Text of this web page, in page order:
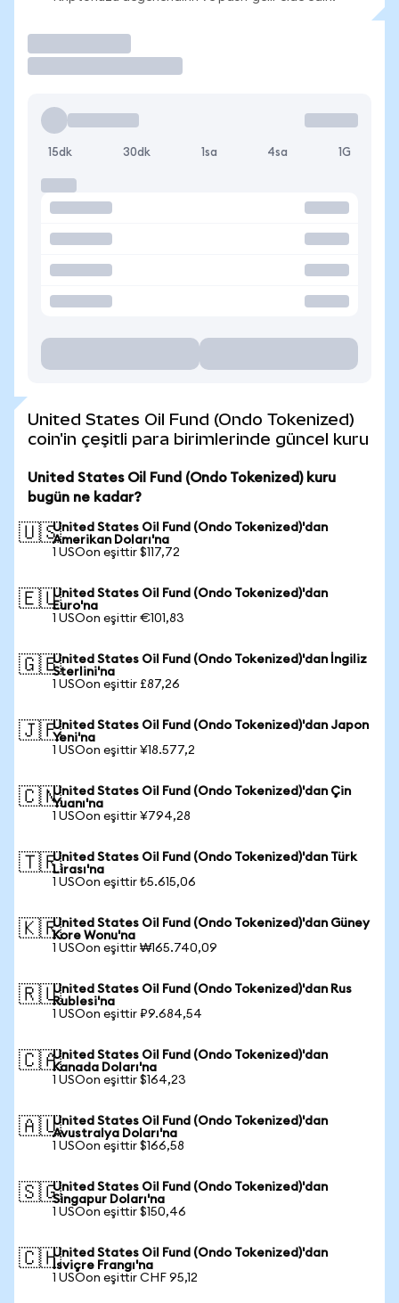
15dk 30dk 1sa 4sa 1G
United States Oil Fund (Ondo Tokenized)
coin'in çeşitli para birimlerinde güncel kuru
United States Oil Fund (Ondo Tokenized) kuru
bugün ne kadar?
🇺🇸United States Oil Fund (Ondo Tokenized)'dan
Amerikan Doları'na
1 USOon eşittir $117,72
🇪🇺United States Oil Fund (Ondo Tokenized)'dan
Euro'na
1 USOon eşittir €101,83
🇬🇧United States Oil Fund (Ondo Tokenized)'dan İngiliz
Sterlini'na
1 USOon eşittir £87,26
🇯🇵United States Oil Fund (Ondo Tokenized)'dan Japon
Yeni'na
1 USOon eşittir ¥18.577,2
🇨🇳United States Oil Fund (Ondo Tokenized)'dan Çin
Yuanı'na
1 USOon eşittir ¥794,28
🇹🇷United States Oil Fund (Ondo Tokenized)'dan Türk
Lirası'na
1 USOon eşittir ₺5.615,06
🇰🇷United States Oil Fund (Ondo Tokenized)'dan Güney
Kore Wonu'na
1 USOon eşittir ₩165.740,09
🇷🇺United States Oil Fund (Ondo Tokenized)'dan Rus
Rublesi'na
1 USOon eşittir ₽9.684,54
🇨🇦United States Oil Fund (Ondo Tokenized)'dan
Kanada Doları'na
1 USOon eşittir $164,23
🇦🇺United States Oil Fund (Ondo Tokenized)'dan
Avustralya Doları'na
1 USOon eşittir $166,58
🇸🇬United States Oil Fund (Ondo Tokenized)'dan
Singapur Doları'na
1 USOon eşittir $150,46
🇨🇭United States Oil Fund (Ondo Tokenized)'dan
İsviçre Frangı'na
1 USOon eşittir CHF 95,12